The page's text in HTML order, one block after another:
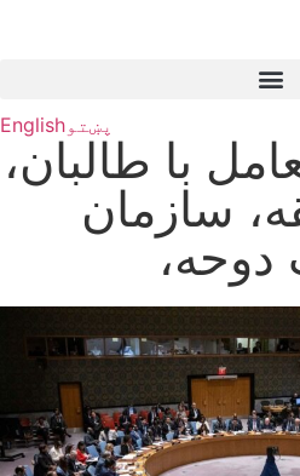
پښتوEnglish
با طالبان،
سازمان